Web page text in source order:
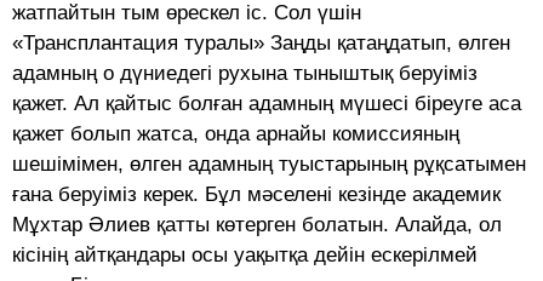
жатпайтын тым өрескел іс. Сол үшін
«Трансплантация туралы» Заңды қатаңдатып, өлген
адамның о дүниедегі рухына тыныштық беруіміз
қажет. Ал қайтыс болған адамның мүшесі біреуге аса
қажет болып жатса, онда арнайы комиссияның
шешімімен, өлген адамның туыстарының рұқсатымен
ғана беруіміз керек. Бұл мәселені кезінде академик
Мұхтар Әлиев қатты көтерген болатын. Алайда, ол
кісінің айтқандары осы уақытқа дейін ескерілмей